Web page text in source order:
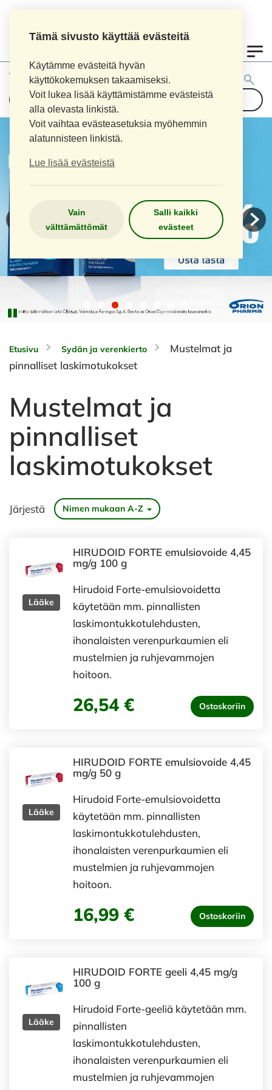
Tämä sivusto käyttää evästeitä
Käytämme evästeitä hyvän
käyttökokemuksen takaamiseksi.
Voit lukea lisää käyttämistämme evästeistä
alla olevasta linkistä.
Voit vaihtaa evästeasetuksia myöhemmin
alatunnisteen linkistä.
Lue lisää evästeistä
Vain
välttämättömät
Salli kaikki
evästeet
Tuotehaku:
Etusivu Sydän ja verenkierto
Mustelmat ja
pinnalliset laskimotukokset
Mustelmat ja
pinnalliset
laskimotukokset
Järjestä Nimen mukaan A-Z
Lääke
HIRUDOID FORTE emulsiovoide 4,45
mg/g 100 g
Hirudoid Forte-emulsiovoidetta
käytetään mm. pinnallisten
laskimontukkotulehdusten,
ihonalaisten verenpurkaumien eli
mustelmien ja ruhjevammojen
hoitoon.
26,54 € Ostoskoriin
Lääke
HIRUDOID FORTE emulsiovoide 4,45
mg/g 50 g
Hirudoid Forte-emulsiovoidetta
käytetään mm. pinnallisten
laskimontukkotulehdusten,
ihonalaisten verenpurkaumien eli
mustelmien ja ruhjevammojen
hoitoon.
16,99 € Ostoskoriin
Lääke
HIRUDOID FORTE geeli 4,45 mg/g
100 g
Hirudoid Forte-geeliä käytetään mm.
pinnallisten
laskimontukkotulehdusten,
ihonalaisten verenpurkaumien eli
mustelmien ja ruhjevammojen